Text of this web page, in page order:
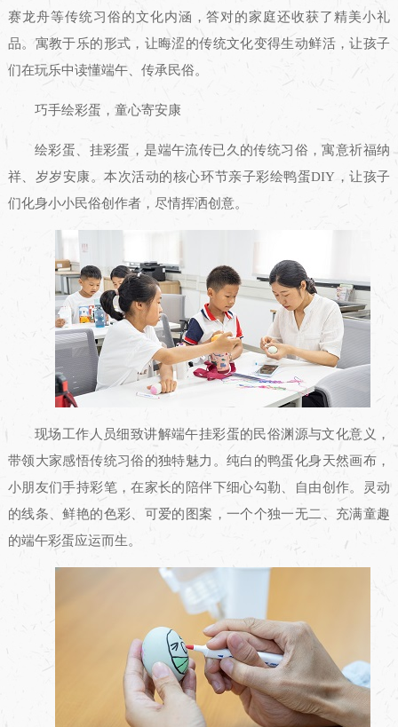
赛龙舟等传统习俗的文化内涵，答对的家庭还收获了精美小礼
品。寓教于乐的形式，让晦涩的传统文化变得生动鲜活，让孩子
们在玩乐中读懂端午、传承民俗。
巧手绘彩蛋，童心寄安康
绘彩蛋、挂彩蛋，是端午流传已久的传统习俗，寓意祈福纳
祥、岁岁安康。本次活动的核心环节亲子彩绘鸭蛋DIY，让孩子
们化身小小民俗创作者，尽情挥洒创意。
现场工作人员细致讲解端午挂彩蛋的民俗渊源与文化意义，
带领大家感悟传统习俗的独特魅力。纯白的鸭蛋化身天然画布，
小朋友们手持彩笔，在家长的陪伴下细心勾勒、自由创作。灵动
的线条、鲜艳的色彩、可爱的图案，一个个独一无二、充满童趣
的端午彩蛋应运而生。